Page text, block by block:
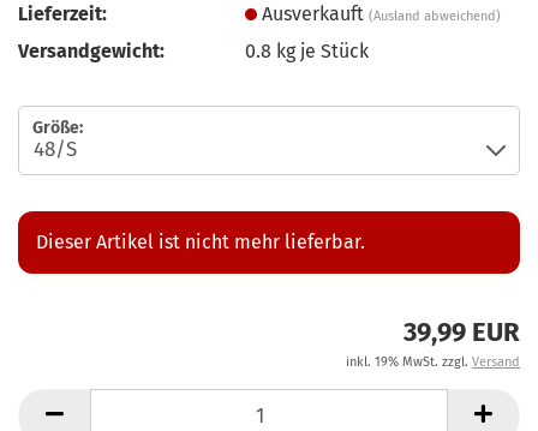
Lieferzeit: Ausverkauft(Ausland abweichend)
Versandgewicht: 0.8 kg je Stück
Größe:
Dieser Artikel ist nicht mehr lieferbar.
39,99 EUR
inkl. 19% MwSt. zzgl. Versand